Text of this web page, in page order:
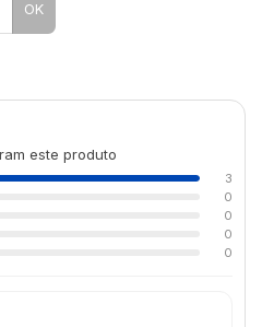
OK
este produto
3
0
0
0
0